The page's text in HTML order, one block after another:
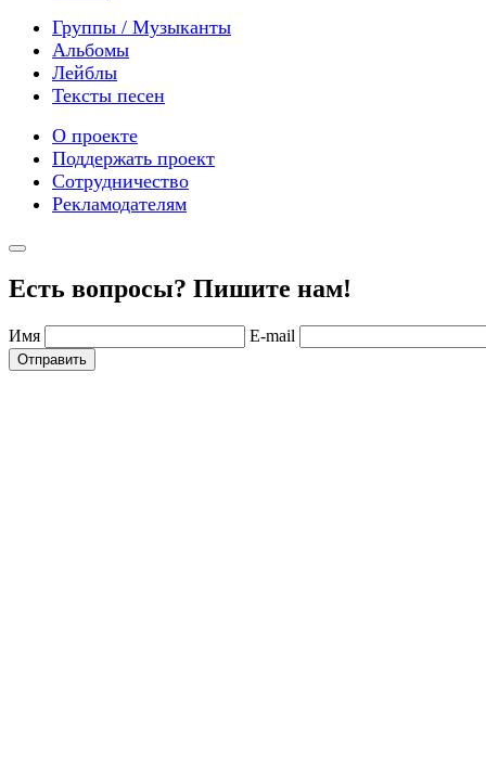
Группы / Музыканты
Альбомы
Лейблы
Тексты песен
О проекте
Поддержать проект
Сотрудничество
Рекламодателям
Есть вопросы? Пишите нам!
Имя E-mail